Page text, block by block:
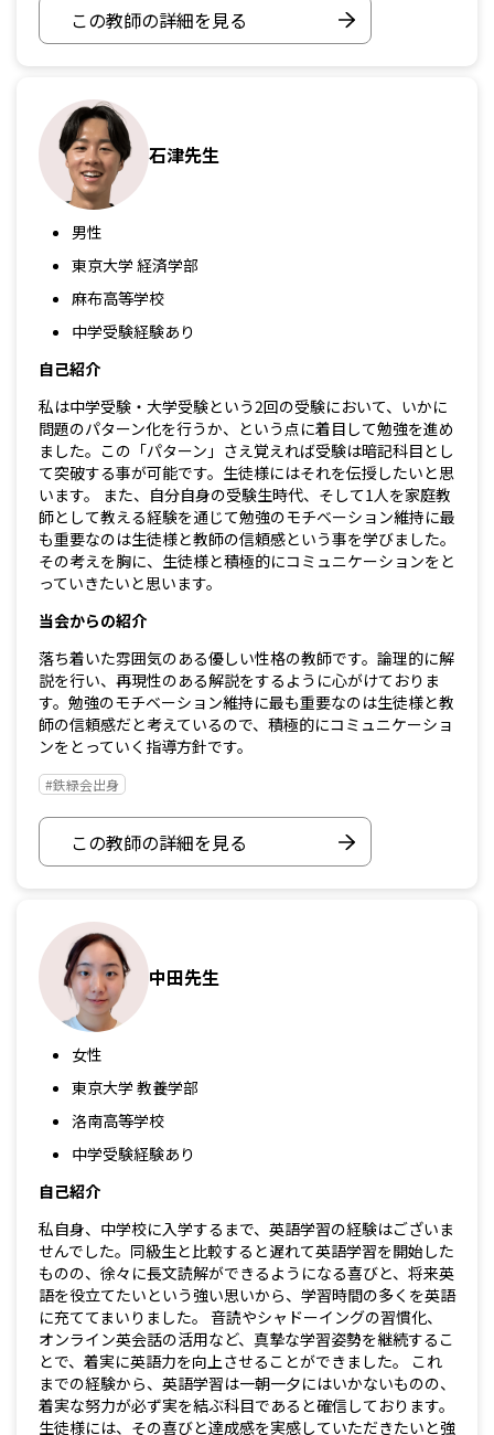
この教師の詳細を見る
石津先生
男性
東京大学 経済学部
麻布高等学校
中学受験経験あり
自己紹介
私は中学受験・大学受験という2回の受験において、いかに
問題のパターン化を行うか、という点に着目して勉強を進め
ました。この「パターン」さえ覚えれば受験は暗記科目とし
て突破する事が可能です。生徒様にはそれを伝授したいと思
います。 また、自分自身の受験生時代、そして1人を家庭教
師として教える経験を通じて勉強のモチベーション維持に最
も重要なのは生徒様と教師の信頼感という事を学びました。
その考えを胸に、生徒様と積極的にコミュニケーションをと
っていきたいと思います。
当会からの紹介
落ち着いた雰囲気のある優しい性格の教師です。論理的に解
説を行い、再現性のある解説をするように心がけておりま
す。勉強のモチベーション維持に最も重要なのは生徒様と教
師の信頼感だと考えているので、積極的にコミュニケーショ
ンをとっていく指導方針です。
#鉄緑会出身
この教師の詳細を見る
中田先生
女性
東京大学 教養学部
洛南高等学校
中学受験経験あり
自己紹介
私自身、中学校に入学するまで、英語学習の経験はございま
せんでした。同級生と比較すると遅れて英語学習を開始した
ものの、徐々に長文読解ができるようになる喜びと、将来英
語を役立てたいという強い思いから、学習時間の多くを英語
に充ててまいりました。 音読やシャドーイングの習慣化、
オンライン英会話の活用など、真摯な学習姿勢を継続するこ
とで、着実に英語力を向上させることができました。 これ
までの経験から、英語学習は一朝一夕にはいかないものの、
着実な努力が必ず実を結ぶ科目であると確信しております。
生徒様には、その喜びと達成感を実感していただきたいと強